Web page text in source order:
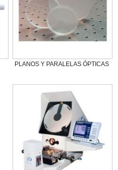
PLANOS Y PARALELAS ÓPTICAS